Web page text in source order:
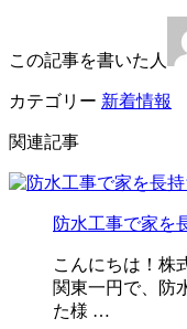
この記事を書いた人
カテゴリー 新着情報
関連記事
防水工事で家を
こんにちは！株
関東一円で、防
た様 …